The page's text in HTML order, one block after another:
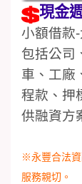
現金
小額借款
包括公司
車、工廠
程款、押
供融資方
※永豐合法資
服務親切。